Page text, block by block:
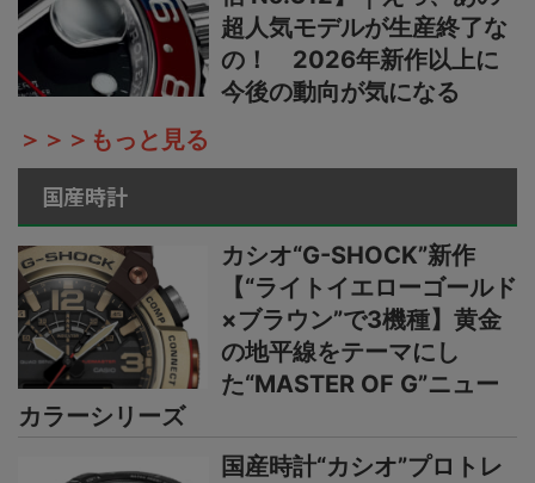
超人気モデルが生産終了な
の！ 2026年新作以上に
今後の動向が気になる
＞＞＞もっと見る
国産時計
カシオ“G-SHOCK”新作
【“ライトイエローゴールド
×ブラウン”で3機種】黄金
の地平線をテーマにし
た“MASTER OF G”ニュー
カラーシリーズ
国産時計“カシオ”プロトレ